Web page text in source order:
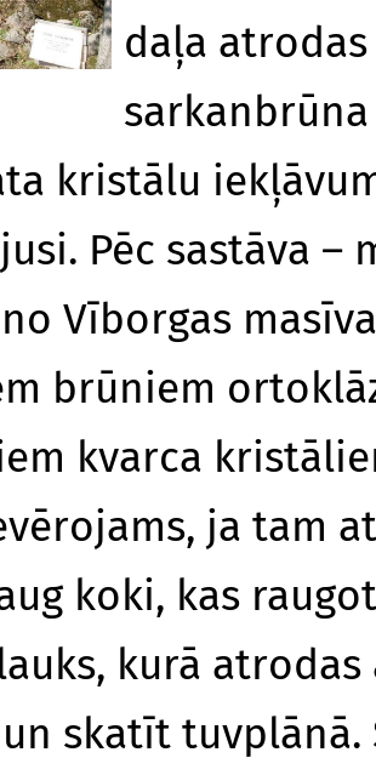
daļa
kristālu
Pēc sastāva
Vīborgas
brūniem
kvarca
ja tam
koki, kas
kurā
skatīt tuvplānā.